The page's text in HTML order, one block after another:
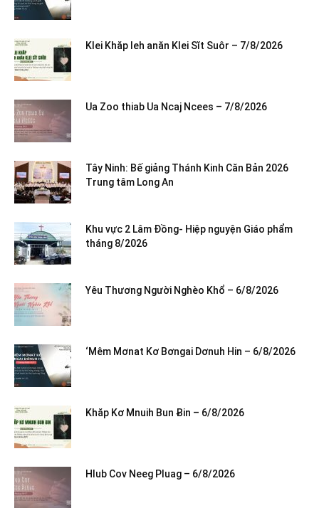
Klei Khăp leh anăn Klei Sĭt Suôr – 7/8/2026
Ua Zoo thiab Ua Ncaj Ncees – 7/8/2026
Tây Ninh: Bế giảng Thánh Kinh Căn Bản 2026
Trung tâm Long An
Khu vực 2 Lâm Đồng- Hiệp nguyện Giáo phẩm
tháng 8/2026
Yêu Thương Người Nghèo Khổ – 6/8/2026
‘Mêm Mơnat Kơ Bơngai Dơnuh Hin – 6/8/2026
Khăp Kơ Mnuih Bun Ƀin – 6/8/2026
Hlub Cov Neeg Pluag – 6/8/2026